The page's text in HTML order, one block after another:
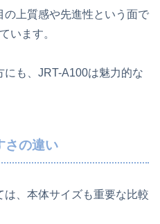
上質感や先進性という面で
います。
も、JRT-A100は魅力的な
さの違い
、本体サイズも重要な比較